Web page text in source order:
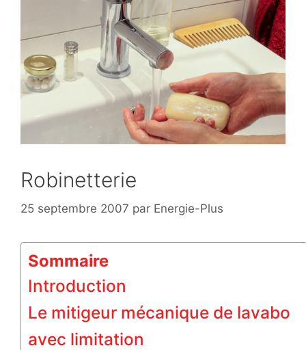
Robinetterie
25 septembre 2007 par Energie-Plus
Sommaire
Introduction
Le mitigeur mécanique de lavabo
avec limitation